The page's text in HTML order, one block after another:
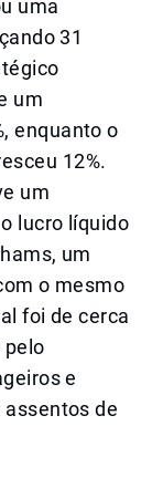
uma
31
um
enquanto o
12%.
um
lucro líquido
um
o mesmo
foi de cerca
pelo
e
de